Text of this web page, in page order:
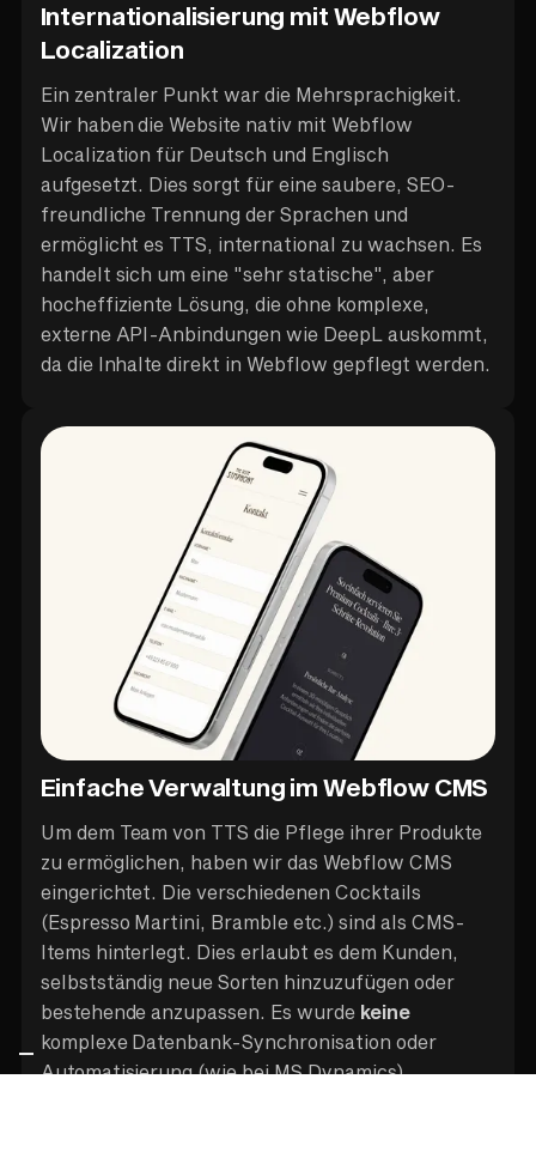
Internationalisierung mit Webflow
Localization
Ein zentraler Punkt war die Mehrsprachigkeit.
Wir haben die Website nativ mit Webflow
Localization für Deutsch und Englisch
aufgesetzt. Dies sorgt für eine saubere, SEO-
freundliche Trennung der Sprachen und
ermöglicht es TTS, international zu wachsen. Es
handelt sich um eine "sehr statische", aber
hocheffiziente Lösung, die ohne komplexe,
externe API-Anbindungen wie DeepL auskommt,
da die Inhalte direkt in Webflow gepflegt werden.
Einfache Verwaltung im Webflow CMS
Um dem Team von TTS die Pflege ihrer Produkte
zu ermöglichen, haben wir das Webflow CMS
eingerichtet. Die verschiedenen Cocktails
(Espresso Martini, Bramble etc.) sind als CMS-
Items hinterlegt. Dies erlaubt es dem Kunden,
selbstständig neue Sorten hinzuzufügen oder
bestehende anzupassen. Es wurde keine
komplexe Datenbank-Synchronisation oder
Automatisierung (wie bei MS Dynamics)